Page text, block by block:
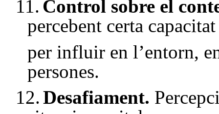
11. Control sobre el
percebent certa capacitat
per influir en l’entorn,
persones.
12.Desafiament.